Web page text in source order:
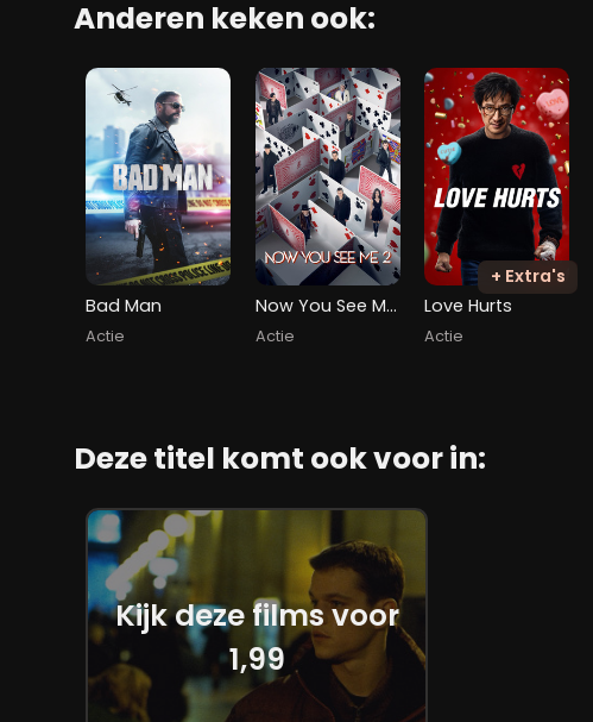
Anderen keken ook:
Bad Man
Actie
Now You See Me 2
Actie
+ Extra's
Love Hurts
Actie
Deze titel komt ook voor in:
Kijk deze films voor
1,99